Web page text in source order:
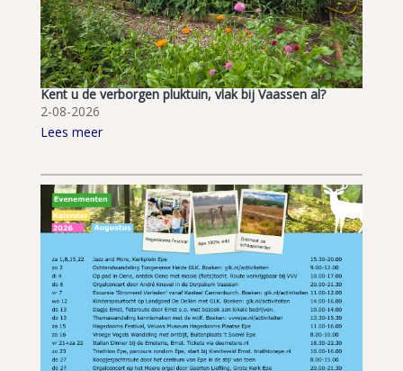
Kent u de verborgen pluktuin, vlak bij Vaassen al?
2-08-2026
Lees meer